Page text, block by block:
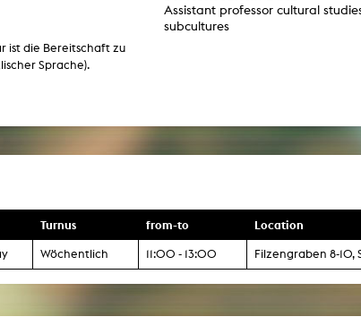
ist die Bereitschaft zu
Sprache).
Assistant professor cultural
subcultures
Turnus from-to Location
Wöchentlich 11:00 - 13:00 Filzengraben 8-10,